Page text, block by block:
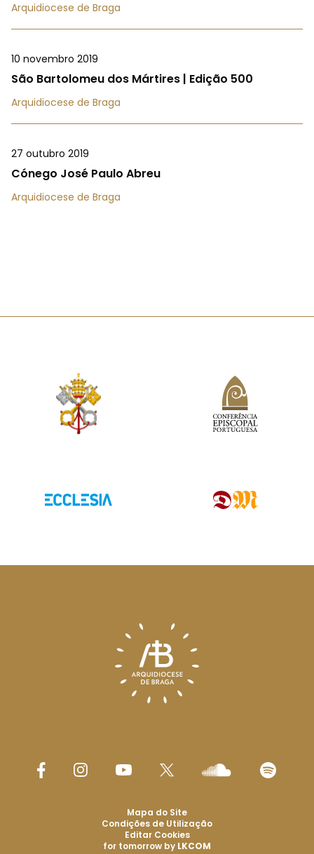
Arquidiocese de Braga
10 novembro 2019
São Bartolomeu dos Mártires | Edição 500
Arquidiocese de Braga
27 outubro 2019
Cónego José Paulo Abreu
Arquidiocese de Braga
Mapa do Site
Condições de Utilização
Editar Cookies
for tomorrow by LKCOM